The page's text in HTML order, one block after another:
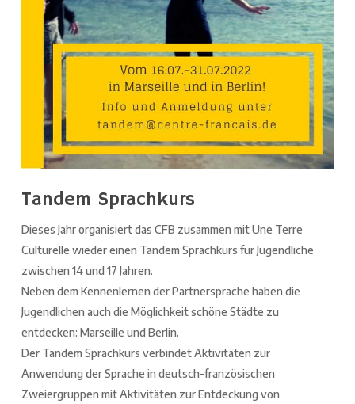
Tandem Sprachkurs
Dieses Jahr organisiert das CFB zusammen mit Une Terre
Culturelle wieder einen Tandem Sprachkurs für Jugendliche
zwischen 14 und 17 Jahren.
Neben dem Kennenlernen der Partnersprache haben die
Jugendlichen auch die Möglichkeit schöne Städte zu
entdecken: Marseille und Berlin.
Der Tandem Sprachkurs verbindet Aktivitäten zur
Anwendung der Sprache in deutsch-französischen
Zweiergruppen mit Aktivitäten zur Entdeckung von